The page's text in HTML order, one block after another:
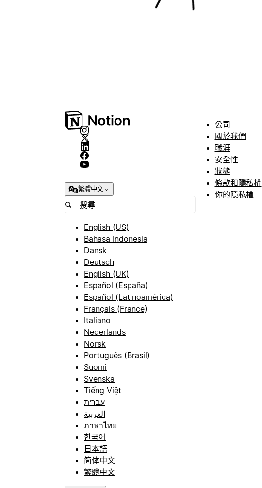
繁體中文
English (US)
Bahasa Indonesia
Dansk
Deutsch
English (UK)
Español (España)
Español (Latinoamérica)
Français (France)
Italiano
Nederlands
Norsk
Português (Brasil)
Suomi
Svenska
Tiếng Việt
עברית
العربية
ภาษาไทย
한국어
日本語
简体中文
繁體中文
公司
關於我們
職涯
安全性
狀態
條款和隱私權
你的隱私權